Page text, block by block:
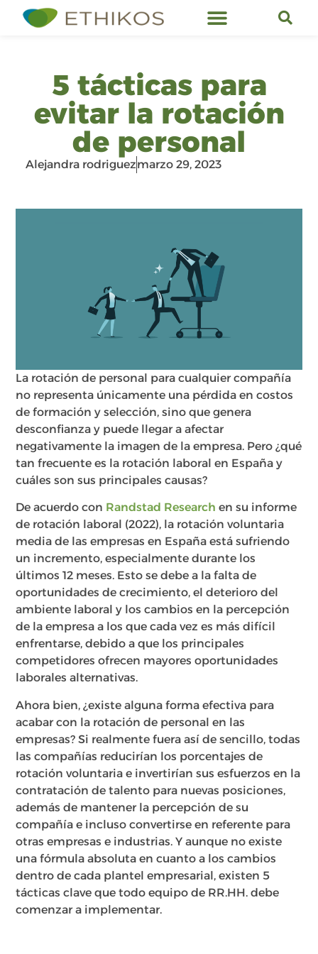
5 tácticas para
evitar la rotación
de personal
Alejandra rodriguezmarzo 29, 2023
La rotación de personal para cualquier compañía
no representa únicamente una pérdida en costos
de formación y selección, sino que genera
desconfianza y puede llegar a afectar
negativamente la imagen de la empresa. Pero ¿qué
tan frecuente es la rotación laboral en España y
cuáles son sus principales causas?
De acuerdo con Randstad Research en su informe
de rotación laboral (2022), la rotación voluntaria
media de las empresas en España está sufriendo
un incremento, especialmente durante los
últimos 12 meses. Esto se debe a la falta de
oportunidades de crecimiento, el deterioro del
ambiente laboral y los cambios en la percepción
de la empresa a los que cada vez es más difícil
enfrentarse, debido a que los principales
competidores ofrecen mayores oportunidades
laborales alternativas.
Ahora bien, ¿existe alguna forma efectiva para
acabar con la rotación de personal en las
empresas? Si realmente fuera así de sencillo, todas
las compañías reducirían los porcentajes de
rotación voluntaria e invertirían sus esfuerzos en la
contratación de talento para nuevas posiciones,
además de mantener la percepción de su
compañía e incluso convertirse en referente para
otras empresas e industrias. Y aunque no existe
una fórmula absoluta en cuanto a los cambios
dentro de cada plantel empresarial, existen 5
tácticas clave que todo equipo de RR.HH. debe
comenzar a implementar.